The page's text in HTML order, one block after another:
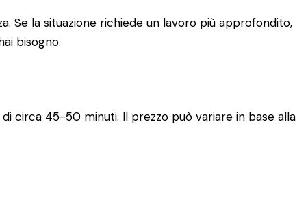
la situazione richiede un lavoro più approfondito,
bisogno.
circa 45-50 minuti. Il prezzo può variare in base alla